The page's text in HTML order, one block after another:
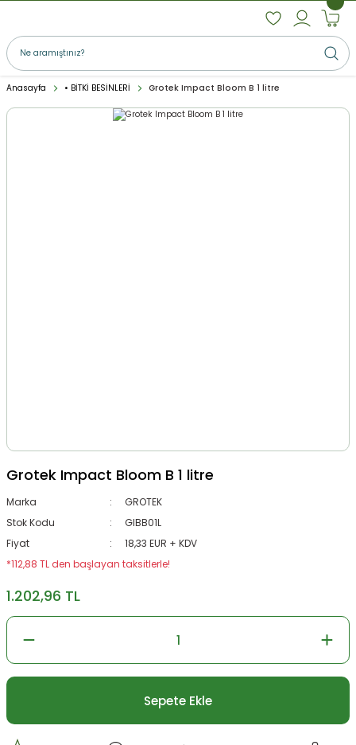
Anasayfa • BİTKİ BESİNLERİ Grotek Impact Bloom B 1 litre
Grotek Impact Bloom B 1 litre
Marka
GROTEK
Stok Kodu
GIBB01L
Fiyat
18,33 EUR + KDV
*112,88 TL den başlayan taksitlerle!
1.202,96 TL
Sepete Ekle